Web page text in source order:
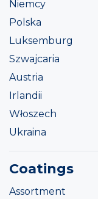
Niemcy
Polska
Luksemburg
Szwajcaria
Austria
Irlandii
Włoszech
Ukraina
Coatings
Assortment